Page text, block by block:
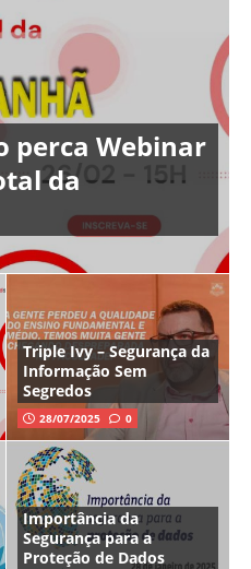
perca Webinar
da
Triple Ivy – Segurança da
Informação Sem
Segredos
28/07/2025 0
Importância da
Segurança para a
Proteção de Dados